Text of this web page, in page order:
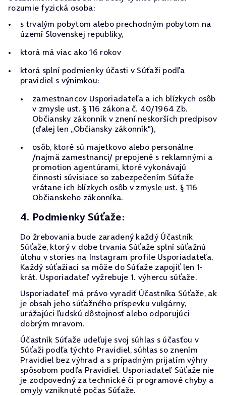
rozumie fyzická osoba:
s trvalým pobytom alebo prechodným pobytom na
území Slovenskej republiky,
ktorá má viac ako 16 rokov
ktorá splní podmienky účasti v Súťaži podľa
pravidiel s výnimkou:
zamestnancov Usporiadateľa a ich blízkych osôb
v zmysle ust. § 116 zákona č. 40/1964 Zb.
Občiansky zákonník v znení neskorších predpisov
(ďalej len „Občiansky zákonník"),
osôb, ktoré sú majetkovo alebo personálne
/najmä zamestnanci/ prepojené s reklamnými a
promotion agentúrami, ktoré vykonávajú
činnosti súvisiace so zabezpečením Súťaže
vrátane ich blízkych osôb v zmysle ust. § 116
Občianskeho zákonníka.
4. Podmienky Súťaže:
Do žrebovania bude zaradený každý Účastník
Súťaže, ktorý v dobe trvania Súťaže splní súťažnú
úlohu v stories na Instagram profile Usporiadateľa.
Každý súťažiaci sa môže do Súťaže zapojiť len 1-
krát. Usporiadateľ vyžrebuje 1. výhercu súťaže.
Usporiadateľ má právo vyradiť Účastníka Súťaže, ak
je obsah jeho súťažného príspevku vulgárny,
urážajúci ľudskú dôstojnosť alebo odporujúci
dobrým mravom.
Účastník Súťaže udeľuje svoj súhlas s účasťou v
Súťaži podľa týchto Pravidiel, súhlas so znením
Pravidiel bez výhrad a s prípadným prijatím výhry
spôsobom podľa Pravidiel. Usporiadateľ Súťaže nie
je zodpovedný za technické či programové chyby a
omyly vzniknuté počas Súťaže.